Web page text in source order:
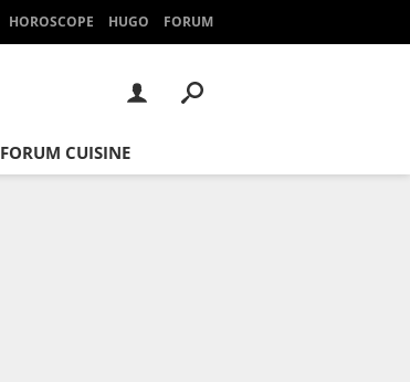
HOROSCOPE HUGO FORUM
FORUM CUISINE